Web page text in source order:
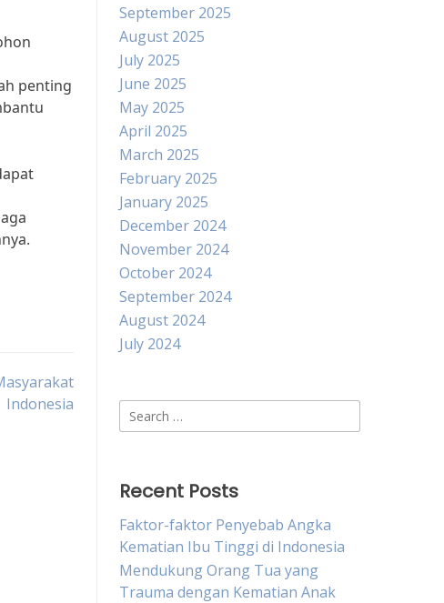
penting
Indonesia
September 2025
August 2025
July 2025
June 2025
May 2025
April 2025
March 2025
February 2025
January 2025
December 2024
November 2024
October 2024
September 2024
August 2024
July 2024
Search
for:
Recent Posts
Faktor-faktor Penyebab Angka
Kematian Ibu Tinggi di Indonesia
Mendukung Orang Tua yang
Trauma dengan Kematian Anak